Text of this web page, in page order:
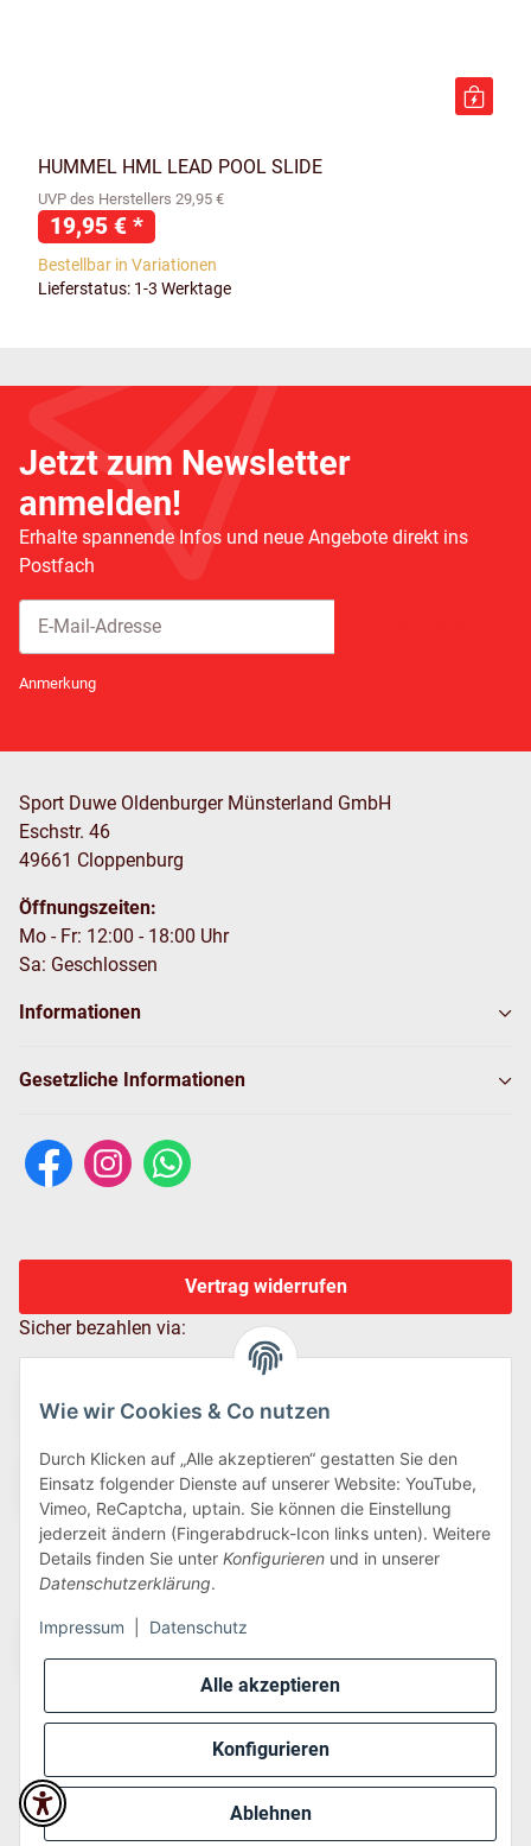
Alle akzeptieren
Konfigurieren
Ablehnen
Wie wir Cookies & Co nutzen
Durch Klicken auf „Alle akzeptieren“ gestatten Sie den
Einsatz folgender Dienste auf unserer Website: YouTube,
Vimeo, ReCaptcha, uptain. Sie können die Einstellung
jederzeit ändern (Fingerabdruck-Icon links unten). Weitere
Details finden Sie unter Konfigurieren und in unserer
Datenschutzerklärung.
Impressum Datenschutz
HUMMEL HML LEAD POOL SLIDE
UVP des Herstellers 29,95 €
19,95 € *
Bestellbar in Variationen
Lieferstatus: 1-3 Werktage
Jetzt zum Newsletter
anmelden!
Erhalte spannende Infos und neue Angebote direkt ins
Postfach
Anmerkung
Sport Duwe Oldenburger Münsterland GmbH
Eschstr. 46
49661 Cloppenburg
Öffnungszeiten:
Mo - Fr: 12:00 - 18:00 Uhr
Sa: Geschlossen
Informationen
Gesetzliche Informationen
Vertrag widerrufen
Sicher bezahlen via:
Wir versenden via:
* Alle Preise inkl. gesetzlicher USt., zzgl.Versand
Perfected byDreizack Medien